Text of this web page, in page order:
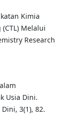
Kimia
Melalui
Research
Usia Dini.
3(1), 82.